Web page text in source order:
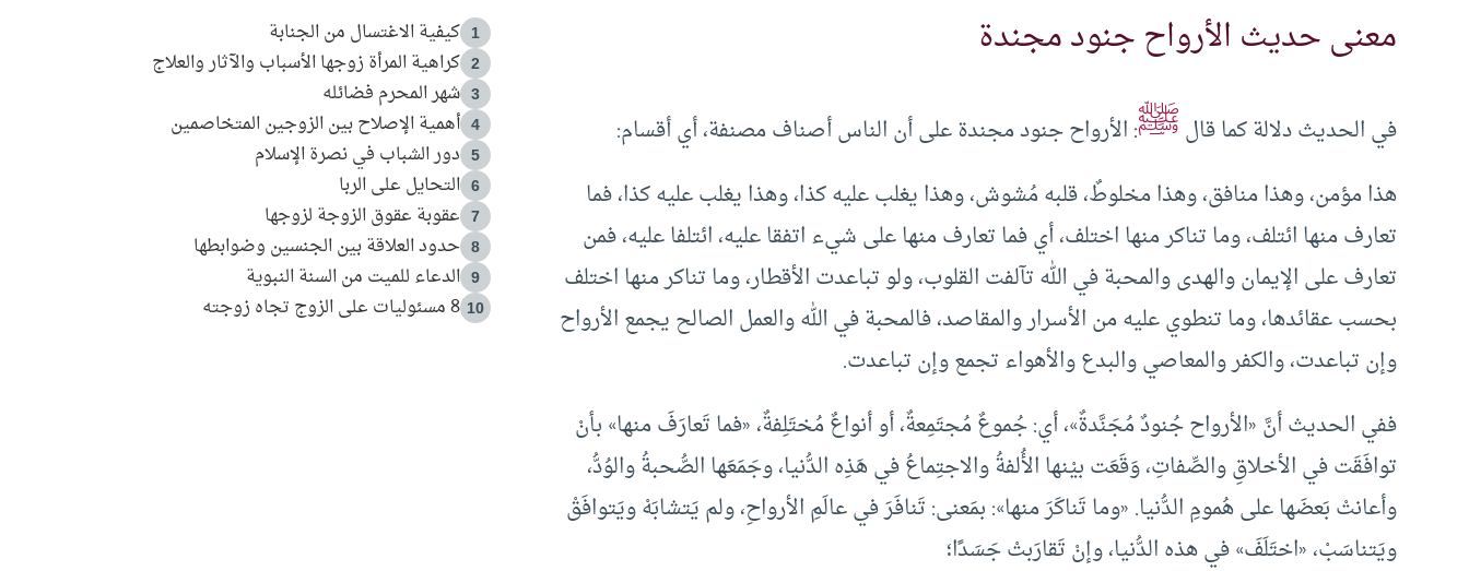
معنى حديث الأرواح جنود مجندة
في الحديث دلالة كما قالﷺ: الأرواح جنود مجندة على أن الناس أصناف مصنفة، أي أقسام:
هذا مؤمن، وهذا منافق، وهذا مخلوطٌ، قلبه مُشوش، وهذا يغلب عليه كذا، وهذا يغلب عليه كذا، فما
تعارف منها ائتلف، وما تناكر منها اختلف، أي فما تعارف منها على شيء اتفقا عليه، ائتلفا عليه، فمن
تعارف على الإيمان والهدى والمحبة في الله تآلفت القلوب، ولو تباعدت الأقطار، وما تناكر منها اختلف
بحسب عقائدها، وما تنطوي عليه من الأسرار والمقاصد، فالمحبة في الله والعمل الصالح يجمع الأرواح
وإن تباعدت، والكفر والمعاصي والبدع والأهواء تجمع وإن تباعدت.
ففي الحديث أنَّ «الأرواح جُنودٌ مُجَنَّدةٌ»، أي: جُموعٌ مُجتَمِعةٌ، أو أنواعٌ مُختَلِفةٌ، «فما تَعارَفَ منها» بأنْ
توافَقَت في الأخلاقِ والصِّفاتِ، وَقَعَت بيْنها الأُلفةُ والاجتِماعُ في هَذِه الدُّنيا، وجَمَعَها الصُّحبةُ والوُدُّ،
وأعانتْ بَعضَها على هُمومِ الدُّنيا. «وما تَناكَرَ منها»: بمَعنى: تَنافَرَ في عالَمِ الأرواحِ، ولم يَتشابَهْ ويَتوافَقْ
ويَتناسَبْ، «اختَلَفَ» في هذه الدُّنيا، وإنْ تَقارَبتْ جَسَدًا؛
1 كيفية الاغتسال من الجنابة
2 كراهية المرأة زوجها الأسباب والآثار والعلاج
3 شهر المحرم فضائله
4 أهمية الإصلاح بين الزوجين المتخاصمين
5 دور الشباب في نصرة الإسلام
6 التحايل على الربا
7 عقوبة عقوق الزوجة لزوجها
8 حدود العلاقة بين الجنسين وضوابطها
9 الدعاء للميت من السنة النبوية
10 8 مسئوليات على الزوج تجاه زوجته